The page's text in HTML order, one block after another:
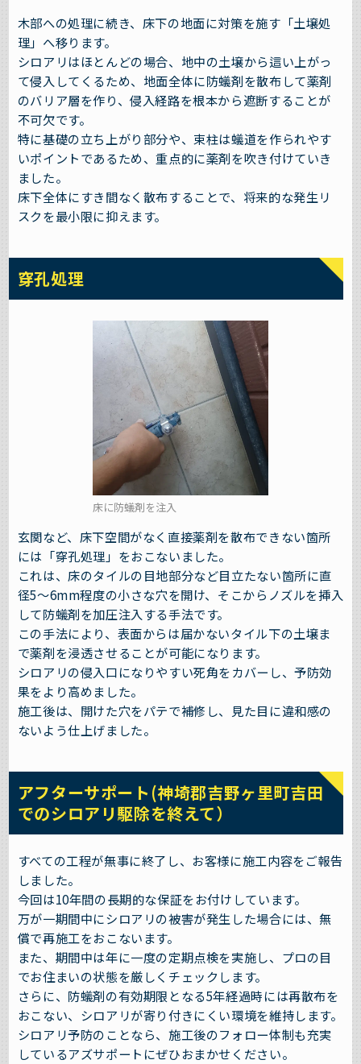
木部への処理に続き、床下の地面に対策を施す「土壌処
理」へ移ります。
シロアリはほとんどの場合、地中の土壌から這い上がっ
て侵入してくるため、地面全体に防蟻剤を散布して薬剤
のバリア層を作り、侵入経路を根本から遮断することが
不可欠です。
特に基礎の立ち上がり部分や、束柱は蟻道を作られやす
いポイントであるため、重点的に薬剤を吹き付けていき
ました。
床下全体にすき間なく散布することで、将来的な発生リ
スクを最小限に抑えます。
穿孔処理
床に防蟻剤を注入
玄関など、床下空間がなく直接薬剤を散布できない箇所
には「穿孔処理」をおこないました。
これは、床のタイルの目地部分など目立たない箇所に直
径5～6mm程度の小さな穴を開け、そこからノズルを挿入
して防蟻剤を加圧注入する手法です。
この手法により、表面からは届かないタイル下の土壌ま
で薬剤を浸透させることが可能になります。
シロアリの侵入口になりやすい死角をカバーし、予防効
果をより高めました。
施工後は、開けた穴をパテで補修し、見た目に違和感の
ないよう仕上げました。
アフターサポート(神埼郡吉野ヶ里町吉田
でのシロアリ駆除を終えて）
すべての工程が無事に終了し、お客様に施工内容をご報告
しました。
今回は10年間の長期的な保証をお付けしています。
万が一期間中にシロアリの被害が発生した場合には、無
償で再施工をおこないます。
また、期間中は年に一度の定期点検を実施し、プロの目
でお住まいの状態を厳しくチェックします。
さらに、防蟻剤の有効期限となる5年経過時には再散布を
おこない、シロアリが寄り付きにくい環境を維持します。
シロアリ予防のことなら、施工後のフォロー体制も充実
しているアズサポートにぜひおまかせください。